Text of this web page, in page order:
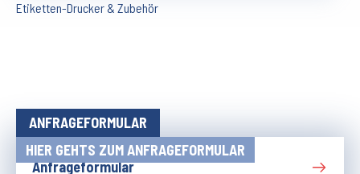
Etiketten-Drucker & Zubehör
ANFRAGEFORMULAR
HIER GEHTS ZUM ANFRAGEFORMULAR
Anfrageformular